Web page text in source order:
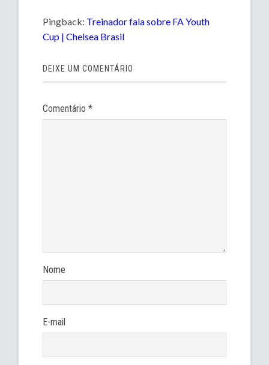
Pingback: Treinador fala sobre FA Youth
Cup | Chelsea Brasil
DEIXE UM COMENTÁRIO
Comentário*
Nome
E-mail